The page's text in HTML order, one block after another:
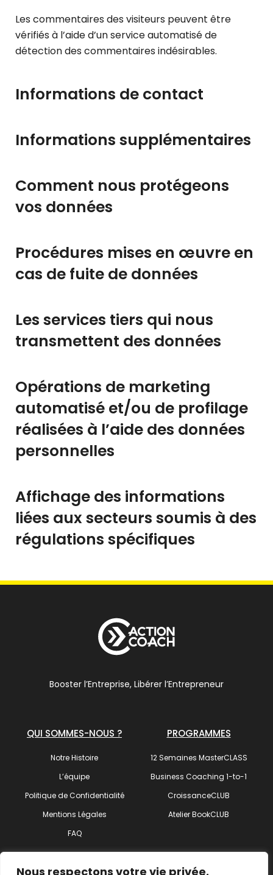
Nous respectons votre vie privée.
Les commentaires des visiteurs peuvent être
vérifiés à l’aide d’un service automatisé de
détection des commentaires indésirables.
Informations de contact
Informations supplémentaires
Comment nous protégeons
vos données
Procédures mises en œuvre en
cas de fuite de données
Les services tiers qui nous
transmettent des données
Opérations de marketing
automatisé et/ou de profilage
réalisées à l’aide des données
personnelles
Affichage des informations
liées aux secteurs soumis à des
régulations spécifiques
Booster l’Entreprise, Libérer l’Entrepreneur
QUI SOMMES-NOUS ?
Notre Histoire
L’équipe
Politique de Confidentialité
Mentions Légales
FAQ
PROGRAMMES
12 Semaines MasterCLASS
Business Coaching 1-to-1
CroissanceCLUB
Atelier BookCLUB
SUIVEZ-NOUS !